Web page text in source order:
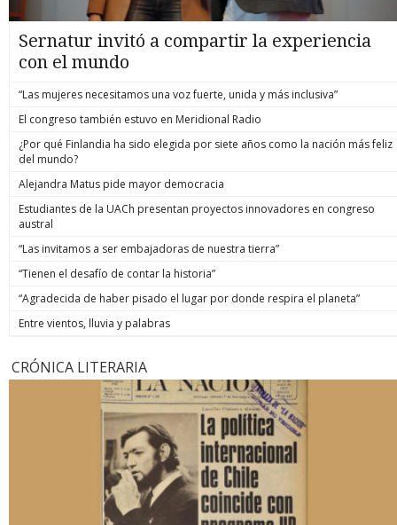
Sernatur invitó a compartir la experiencia
con el mundo
“Las mujeres necesitamos una voz fuerte, unida y más inclusiva”
El congreso también estuvo en Meridional Radio
¿Por qué Finlandia ha sido elegida por siete años como la nación más feliz
del mundo?
Alejandra Matus pide mayor democracia
Estudiantes de la UACh presentan proyectos innovadores en congreso
austral
“Las invitamos a ser embajadoras de nuestra tierra”
“Tienen el desafío de contar la historia”
“Agradecida de haber pisado el lugar por donde respira el planeta”
Entre vientos, lluvia y palabras
CRÓNICA LITERARIA